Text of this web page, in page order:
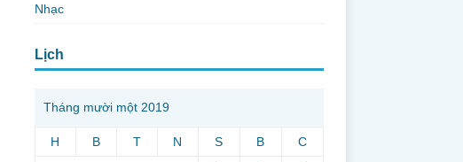
Nhạc
Lịch
Tháng mười một 2019
H B T N S B C